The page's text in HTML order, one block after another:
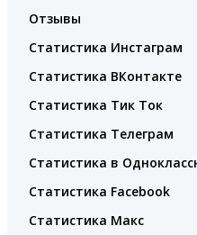
Отзывы
Статистика Инстаграм
Статистика ВКонтакте
Статистика Тик Ток
Статистика Телеграм
Статистика в
Статистика Facebook
Статистика Макс